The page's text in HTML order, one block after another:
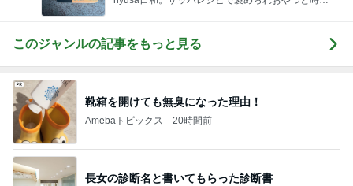
このジャンルの記事をもっと見る
靴箱を開けても無臭になった理由！
Amebaトピックス 20時間前
長女の診断名と書いてもらった診断書